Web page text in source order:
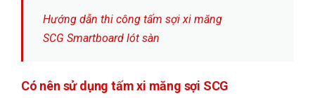
Hướng dẫn thi công tấm sợi xi măng
SCG Smartboard lót sàn
Có nên sử dụng tấm xi măng sợi SCG